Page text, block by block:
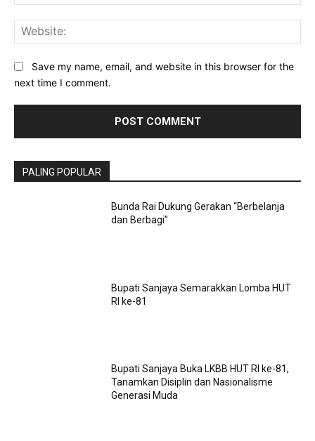
Save my name, email, and website in this browser for the
next time I comment.
PALING POPULAR
Bunda Rai Dukung Gerakan “Berbelanja
dan Berbagi”
Bupati Sanjaya Semarakkan Lomba HUT
RI ke-81
Bupati Sanjaya Buka LKBB HUT RI ke-81,
Tanamkan Disiplin dan Nasionalisme
Generasi Muda